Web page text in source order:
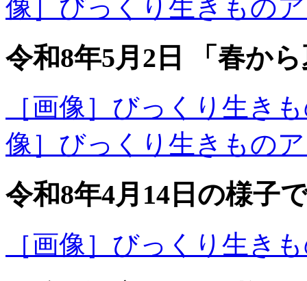
像］びっくり生きもの
令和8年5月2日 「春か
［画像］びっくり生き
像］びっくり生きもの
令和8年4月14日の様子
［画像］びっくり生き